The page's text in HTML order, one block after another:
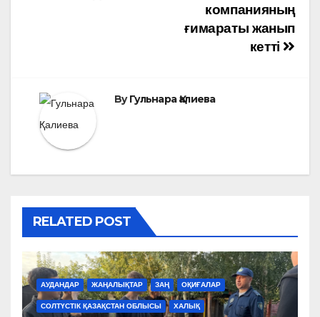
компанияның
ғимараты жанып
кетті
ByГульнара Қалиева
RELATED POST
АУДАНДАР ЖАҢАЛЫҚТАР ЗАҢ ОҚИҒАЛАР
СОЛТҮСТІК ҚАЗАҚСТАН ОБЛЫСЫ ХАЛЫҚ